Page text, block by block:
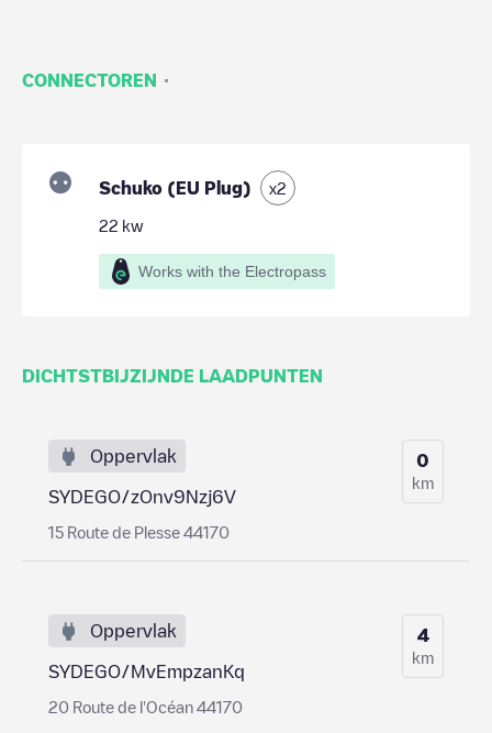
CONNECTOREN ·
Schuko (EU Plug) x2
22 kw
Works with the Electropass
DICHTSTBIJZIJNDE LAADPUNTEN
Oppervlak
SYDEGO/zOnv9Nzj6V
15 Route de Plesse 44170
0
km
Oppervlak
SYDEGO/MvEmpzanKq
20 Route de l'Océan 44170
4
km